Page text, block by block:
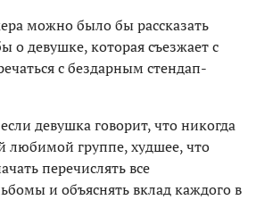
можно было бы рассказать
о девушке, которая съезжает с
с бездарным стендап-
девушка говорит, что никогда
любимой группе, худшее, что
перечислять все
и объяснять вклад каждого в